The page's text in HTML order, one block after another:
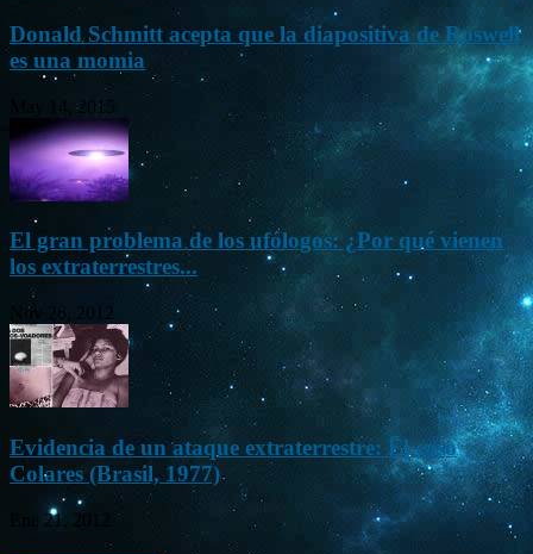
Donald Schmitt acepta que la diapositiva de Roswell
es una momia
May 14, 2015
El gran problema de los ufólogos: ¿Por qué vienen
los extraterrestres...
Nov 26, 2012
Evidencia de un ataque extraterrestre: El caso
Colares (Brasil, 1977)
Ene 21, 2012